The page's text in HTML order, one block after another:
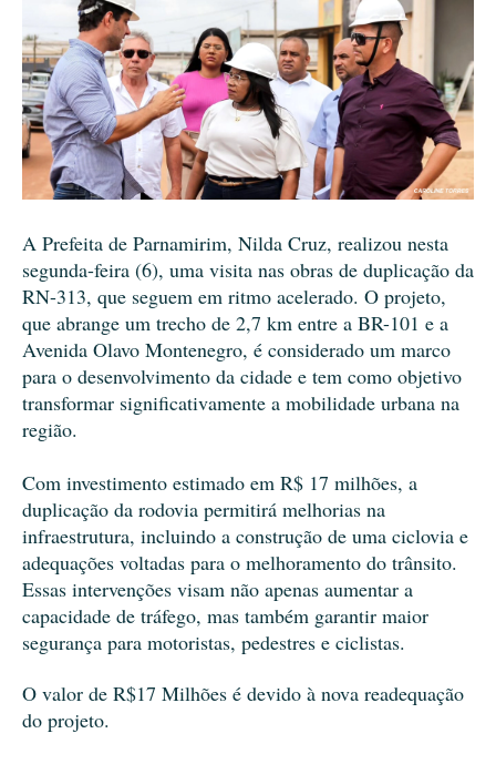
A Prefeita de Parnamirim, Nilda Cruz, realizou nesta
segunda-feira (6), uma visita nas obras de duplicação da
RN-313, que seguem em ritmo acelerado. O projeto,
que abrange um trecho de 2,7 km entre a BR-101 e a
Avenida Olavo Montenegro, é considerado um marco
para o desenvolvimento da cidade e tem como objetivo
transformar significativamente a mobilidade urbana na
região.
Com investimento estimado em R$ 17 milhões, a
duplicação da rodovia permitirá melhorias na
infraestrutura, incluindo a construção de uma ciclovia e
adequações voltadas para o melhoramento do trânsito.
Essas intervenções visam não apenas aumentar a
capacidade de tráfego, mas também garantir maior
segurança para motoristas, pedestres e ciclistas.
O valor de R$17 Milhões é devido à nova readequação
do projeto.